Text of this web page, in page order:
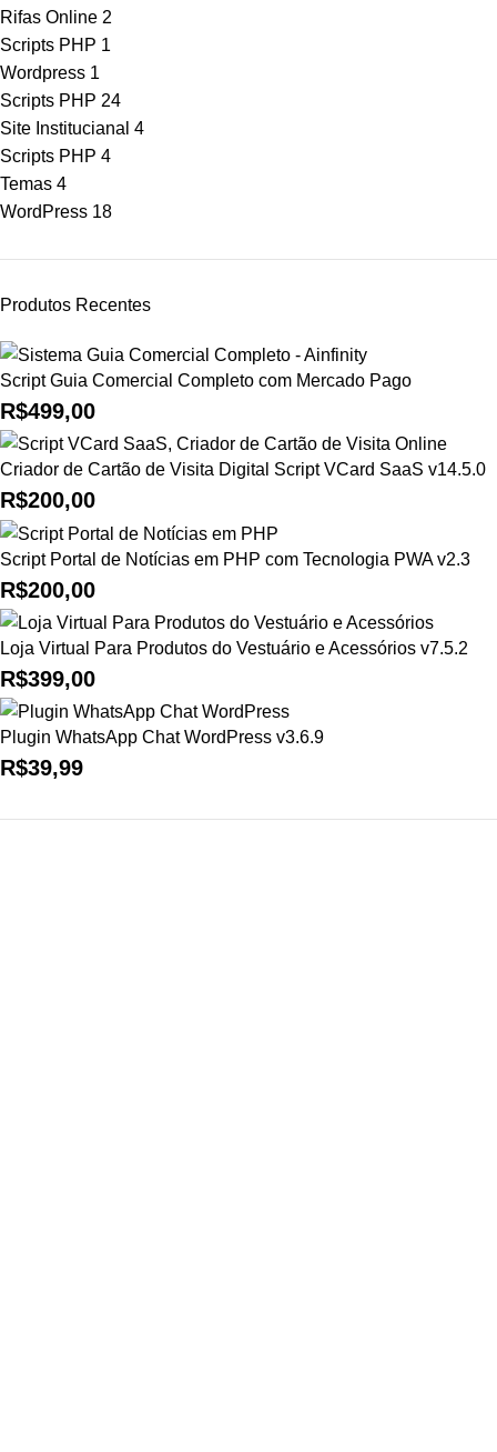
Rifas Online 2
Scripts PHP 1
Wordpress 1
Scripts PHP 24
Site Institucianal 4
Scripts PHP 4
Temas 4
WordPress 18
Produtos Recentes
Script Guia Comercial Completo com Mercado Pago
R$499,00
Criador de Cartão de Visita Digital Script VCard SaaS v14.5.0
R$200,00
Script Portal de Notícias em PHP com Tecnologia PWA v2.3
R$200,00
Loja Virtual Para Produtos do Vestuário e Acessórios v7.5.2
R$399,00
Plugin WhatsApp Chat WordPress v3.6.9
R$39,99